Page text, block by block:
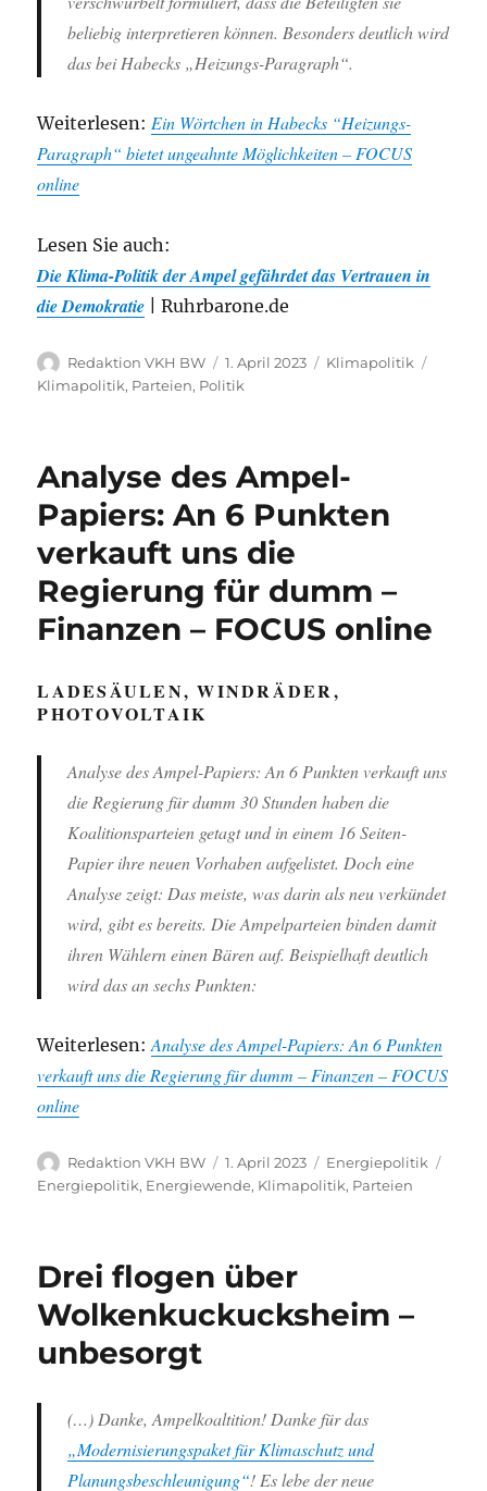
beliebig interpretieren können. Besonders deutlich wird
das bei Habecks „Heizungs-Paragraph“.
Weiterlesen:Ein Wörtchen in Habecks “Heizungs-
Paragraph“ bietet ungeahnte Möglichkeiten – FOCUS
online
Lesen Sie auch:
Die Klima-Politik der Ampel gefährdet das Vertrauen in
die Demokratie | Ruhrbarone.de
Autor
Redaktion VKH BW
Veröffentlicht
am
1. April 2023 Kategorien
Klimapolitik
Klimapolitik, Parteien, Politik
Analyse des Ampel-
Papiers: An 6 Punkten
verkauft uns die
Regierung für dumm –
Finanzen – FOCUS online
LADESÄULEN, WINDRÄDER,
PHOTOVOLTAIK
Analyse des Ampel-Papiers: An 6 Punkten verkauft uns
die Regierung für dumm 30 Stunden haben die
Koalitionsparteien getagt und in einem 16 Seiten-
Papier ihre neuen Vorhaben aufgelistet. Doch eine
Analyse zeigt: Das meiste, was darin als neu verkündet
wird, gibt es bereits. Die Ampelparteien binden damit
ihren Wählern einen Bären auf. Beispielhaft deutlich
wird das an sechs Punkten:
Weiterlesen:Analyse des Ampel-Papiers: An 6 Punkten
verkauft uns die Regierung für dumm – Finanzen – FOCUS
online
Autor
Redaktion VKH BW
Veröffentlicht
am
1. April 2023 Kategorien
Energiepolitik
Energiepolitik, Energiewende, Klimapolitik, Parteien
Drei flogen über
Wolkenkuckucksheim –
unbesorgt
(…) Danke, Ampelkoaltition! Danke für das
„Modernisierungspaket für Klimaschutz und
Planungsbeschleunigung“! Es lebe der neue